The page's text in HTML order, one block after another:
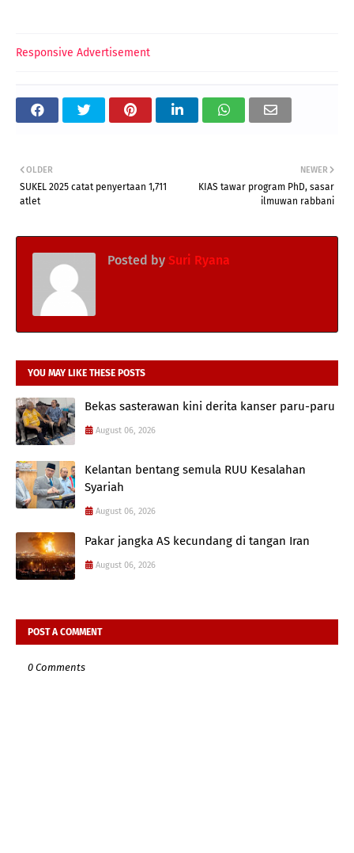
Responsive Advertisement
NEWER
KIAS tawar program PhD, sasar
ilmuwan rabbani
OLDER
SUKEL 2025 catat penyertaan 1,711
atlet
Posted by Suri Ryana
YOU MAY LIKE THESE POSTS
Bekas sasterawan kini derita kanser paru-paru
August 06, 2026
Kelantan bentang semula RUU Kesalahan
Syariah
August 06, 2026
Pakar jangka AS kecundang di tangan Iran
August 06, 2026
POST A COMMENT
0 Comments